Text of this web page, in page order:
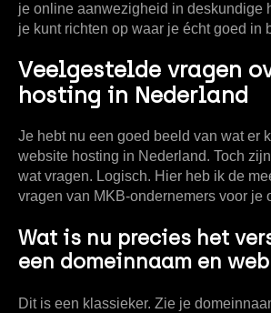
je online aanwezigheid in deskundige
je kunt richten op waar je écht goed in
Veelgestelde vragen
hosting in Nederland
Je hebt nu een goed beeld van wat er
website hosting in Nederland. Toch
wat vragen. Logisch. Hier heb ik de
vragen van MKB-ondernemers voor je
Wat is nu precies het
een domeinnaam en
Dit is een klassieker. Zie je